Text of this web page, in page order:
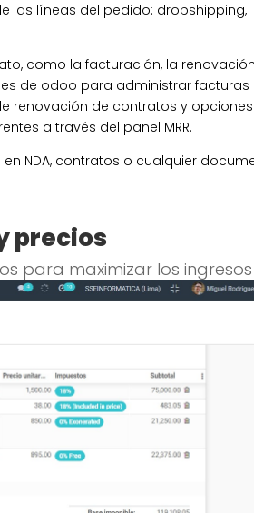
las líneas del pedido: dropshipping,
como la facturación, la
de odoo para administrar facturas
renovación de contratos y
a través del panel MRR.
NDA, contratos o cualquier
precios
para maximizar los ingresos